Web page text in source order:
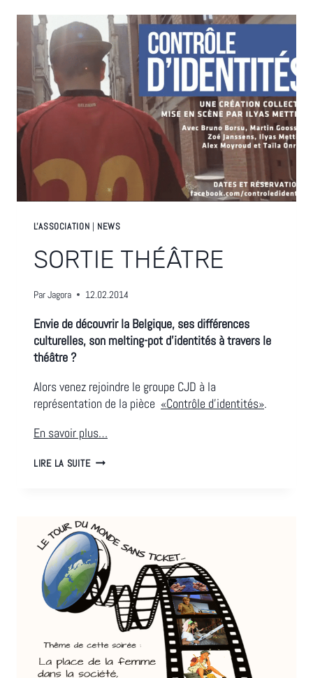
L'ASSOCIATION NEWS
SORTIE THÉÂTRE
ParJagora 12.02.2014
Envie de découvrir la Belgique, ses différences
culturelles, son melting-pot d’identités à travers le
théâtre ?
Alors venez rejoindre le groupe CJD à la
représentation de la pièce «Contrôle d’identités».
En savoir plus…
LIRE LA SUITESORTIE